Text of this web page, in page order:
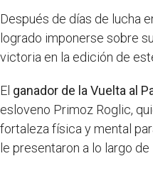
Después de días de lucha
logrado imponerse sobre
victoria en la edición de
El ganador de la Vuelta al
esloveno Primoz Roglic,
fortaleza física y mental
le presentaron a lo largo de